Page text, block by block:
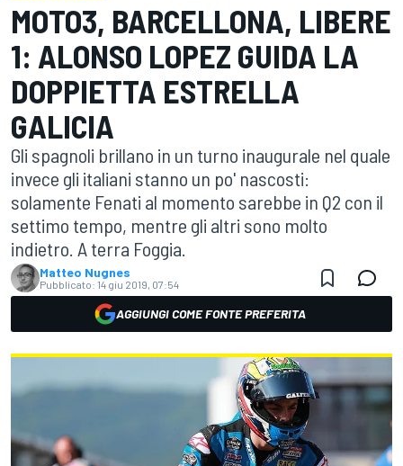
MOTO3, BARCELLONA, LIBERE
1: ALONSO LOPEZ GUIDA LA
DOPPIETTA ESTRELLA
GALICIA
Gli spagnoli brillano in un turno inaugurale nel quale
invece gli italiani stanno un po' nascosti:
solamente Fenati al momento sarebbe in Q2 con il
settimo tempo, mentre gli altri sono molto
indietro. A terra Foggia.
Matteo Nugnes
Pubblicato: 14 giu 2019, 07:54
AGGIUNGI COME FONTE PREFERITA